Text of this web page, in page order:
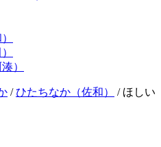
）
/ひたちなか（佐和） / ほしい